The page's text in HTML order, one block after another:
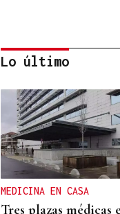
CUENTA CON
Despliegue policial
Redondela por un
atrincherado en su
Lo último
MEDICINA EN CASA
Tres plazas médicas